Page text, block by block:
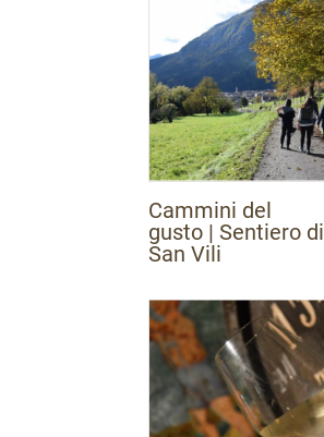
Cammini del
gusto | Sentiero di
San Vili